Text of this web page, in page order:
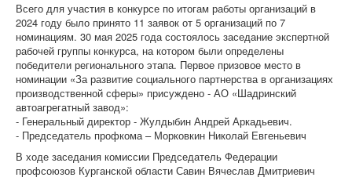
Всего для участия в конкурсе по итогам работы организаций в
2024 году было принято 11 заявок от 5 организаций по 7
номинациям. 30 мая 2025 года состоялось заседание экспертной
рабочей группы конкурса, на котором были определены
победители регионального этапа. Первое призовое место в
номинации «За развитие социального партнерства в организациях
производственной сферы» присуждено - АО «Шадринский
автоагрегатный завод»:
- Генеральный директор - Жулдыбин Андрей Аркадьевич.
- Председатель профкома – Морковкин Николай Евгеньевич
В ходе заседания комиссии Председатель Федерации
профсоюзов Курганской области Савин Вячеслав Дмитриевич